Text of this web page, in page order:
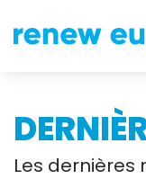
Les dernières